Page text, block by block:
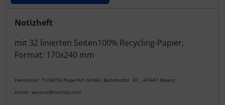
Produktbeschreibung
Notizheft
mit 32 linierten Seiten100% Recycling-Papier,
Format: 170x240 mm
Hersteller: TUSHITA PaperArt GmbH, Bahnhofstr. 47 , 47447 Moers
email: service@tushita.com